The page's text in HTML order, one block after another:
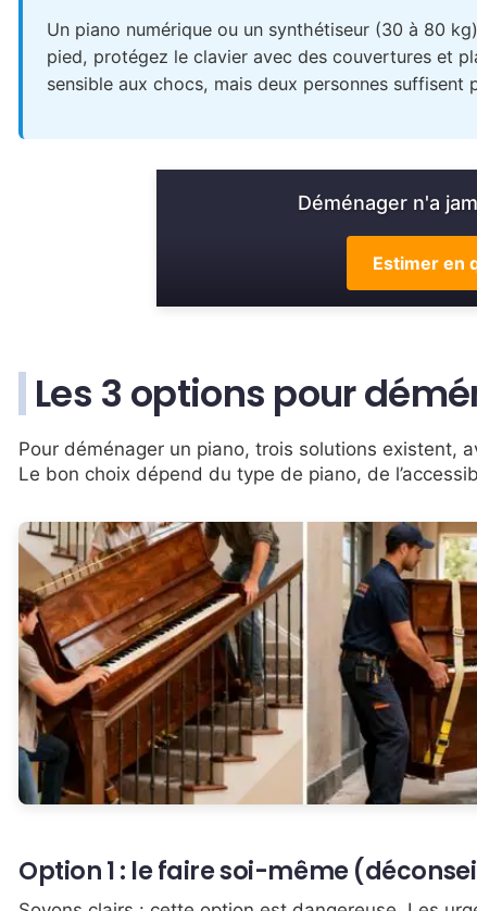
Un piano numérique ou un synthétiseur (30 à 80
pied, protégez le clavier avec des couvertures et
sensible aux chocs, mais deux personnes suffisent
Déménager n'a
Estimer en
Les 3 options pour
Pour déménager un piano, trois solutions existent,
Le bon choix dépend du type de piano, de
Option 1 : le faire soi-même